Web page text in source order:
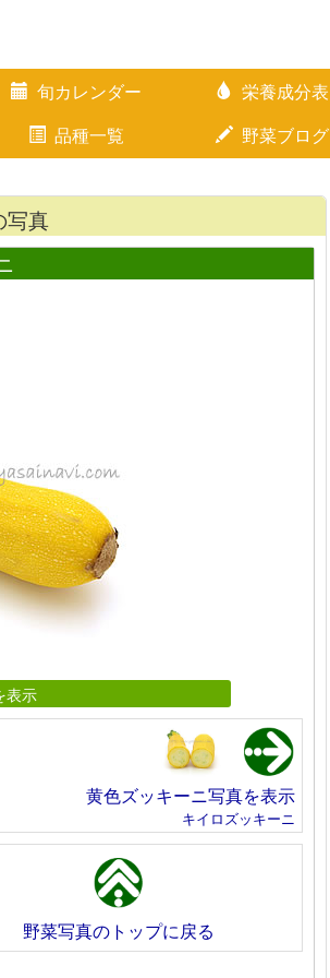
旬カレンダー 栄養成分表
品種一覧 野菜ブログ
写真
表示
黄色ズッキーニ写真を表示
キイロズッキーニ
野菜写真のトップに戻る